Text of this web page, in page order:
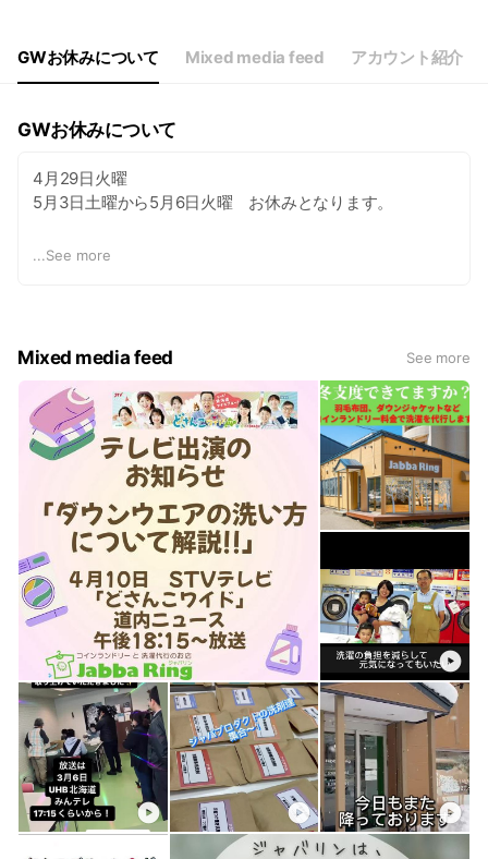
GWお休みについて Mixed media feed アカウント紹介
GWお休みについて
4月29日火曜
5月3日土曜から5月6日火曜 お休みとなります。
4月30日水曜と5月2日金曜は通常営業となります。
...See more
Mixed media feed See more